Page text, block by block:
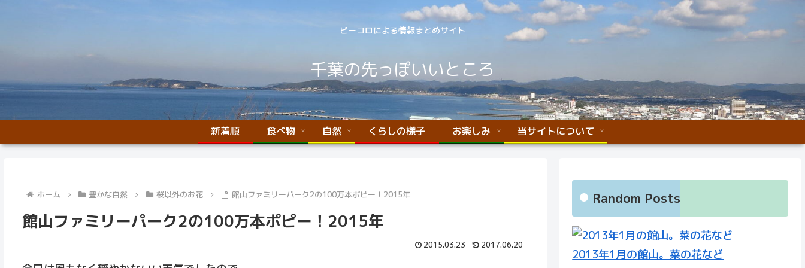
ピーコロによる情報まとめサイト
千葉の先っぽいいところ
新着順 食べ物 自然 くらしの様子 お楽しみ 当サイトについて
ホーム 豊かな自然 桜以外のお花 館山ファミリーパーク2の100万本ポピー！2015年
館山ファミリーパーク2の100万本ポピー！2015年
2015.03.23 2017.06.20
Random Posts
2013年1月の館山。菜の花など